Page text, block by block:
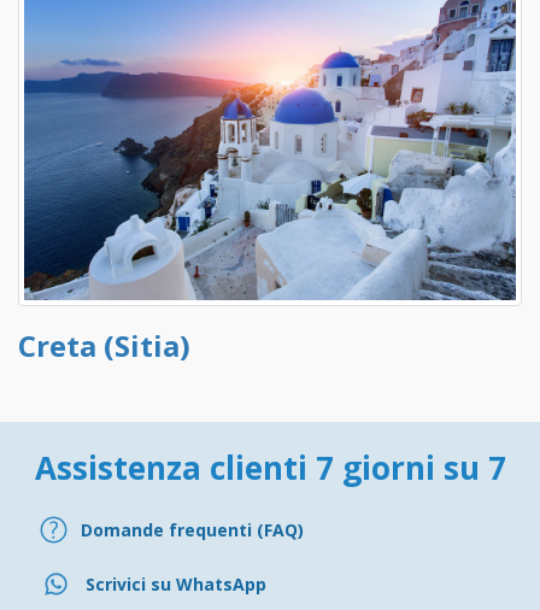
Creta (Sitia)
Assistenza clienti 7 giorni su 7
Domande frequenti (FAQ)
Scrivici su WhatsApp